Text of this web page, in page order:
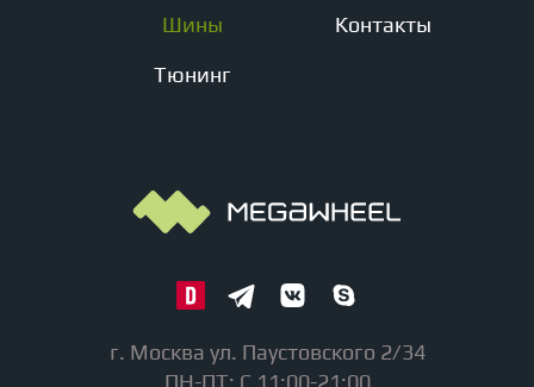
Шины
Тюнинг
Контакты
г. Москва ул. Паустовского 2/34
ПН-ПТ: С 11:00-21:00